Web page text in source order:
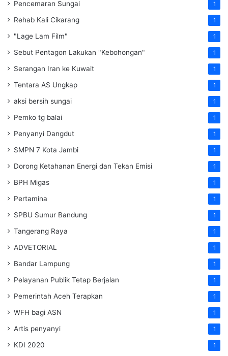
Pencemaran Sungai 1
Rehab Kali Cikarang 1
"Lage Lam Film" 1
Sebut Pentagon Lakukan "Kebohongan" 1
Serangan Iran ke Kuwait 1
Tentara AS Ungkap 1
aksi bersih sungai 1
Pemko tg balai 1
Penyanyi Dangdut 1
SMPN 7 Kota Jambi 1
Dorong Ketahanan Energi dan Tekan Emisi 1
BPH Migas 1
Pertamina 1
SPBU Sumur Bandung 1
Tangerang Raya 1
ADVETORIAL 1
Bandar Lampung 1
Pelayanan Publik Tetap Berjalan 1
Pemerintah Aceh Terapkan 1
WFH bagi ASN 1
Artis penyanyi 1
KDI 2020 1